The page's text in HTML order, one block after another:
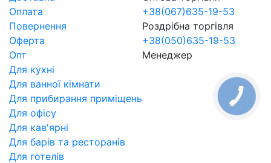
Оплата
Повернення
Оферта
Опт
Для кухні
Для ванної кімнати
Для прибирання приміщень
Для офісу
Для кав'ярні
Для барів та ресторанів
Для готелів
+38(067)635-19-53
Роздрібна торгівля
+38(050)635-19-53
Менеджер